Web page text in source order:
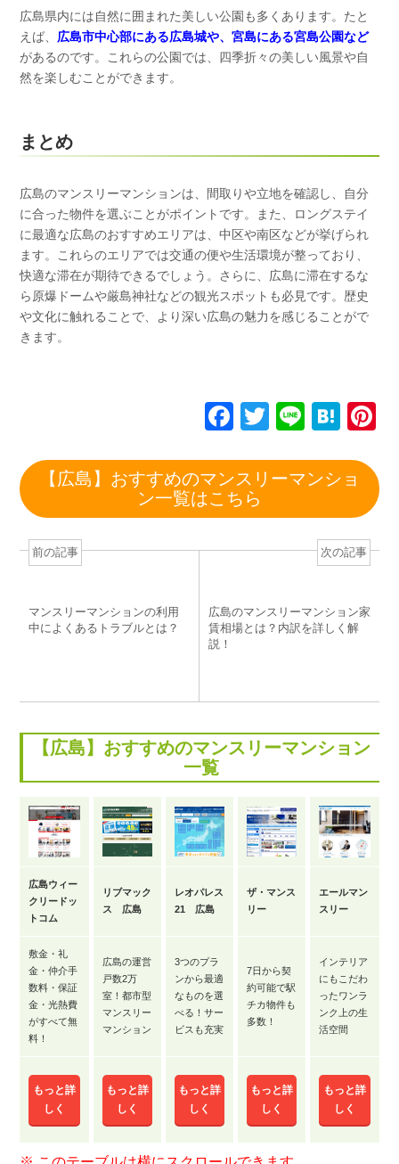
広島県内には自然に囲まれた美しい公園も多くあります。たと
えば、 広島市中心部にある広島城や、宮島にある宮島公園など
があるのです。これらの公園では、四季折々の美しい風景や自
然を楽しむことができます。
まとめ
広島のマンスリーマンションは、間取りや立地を確認し、自分
に合った物件を選ぶことがポイントです。また、ロングステイ
に最適な広島のおすすめエリアは、中区や南区などが挙げられ
ます。これらのエリアでは交通の便や生活環境が整っており、
快適な滞在が期待できるでしょう。さらに、広島に滞在するな
ら原爆ドームや厳島神社などの観光スポットも必見です。歴史
や文化に触れることで、より深い広島の魅力を感じることがで
きます。
F
c
e
o
k
T
tt
Li
e
H
e
a
e
【広島】おすすめのマンスリーマンショ
ン一覧はこちら
前の記事
マンスリーマンションの利用
中によくあるトラブルとは？
次の記事
広島のマンスリーマンション家
賃相場とは？内訳を詳しく解
説！
【広島】おすすめのマンスリーマンション
一覧
広島ウィー
クリードッ
トコム
リブマック
ス 広島
レオパレス
21 広島
ザ・マンス
リー
エールマン
スリー
敷金・礼
金・仲介手
数料・保証
金・光熱費
がすべて無
料！
広島の運営
戸数2万
室！都市型
マンスリー
マンション
3つのプラ
ンから最適
なものを選
べる！サー
ビスも充実
7日から契
約可能で駅
チカ物件も
多数！
インテリア
にもこだわ
ったワンラ
ンク上の生
活空間
もっと詳
しく
もっと詳
しく
もっと詳
しく
もっと詳
しく
もっと詳
しく